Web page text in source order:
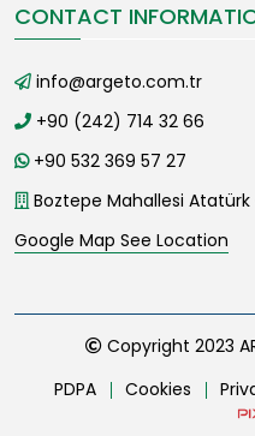
CONTACT
info@argeto.com.tr
+90 (242) 714 32 66
+90 532 369 57 27
Boztepe Mahallesi Atatürk
Google Map See Location
Copyright 2023
PDPA
Cookies